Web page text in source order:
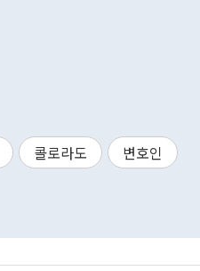
콜로라도
변호인